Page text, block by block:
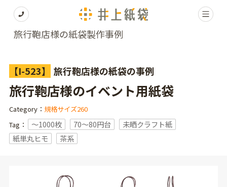
旅行鞄店様の紙袋製作事例
【I-523】 旅行鞄店様の紙袋の事例
旅行鞄店様のイベント用紙袋
Category： 規格サイズ260
Tag：
〜1000枚 70～80円台
未晒クラフト紙
紙単丸ヒモ
茶系